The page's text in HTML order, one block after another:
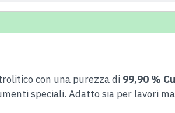
con una purezza di 99,90 %
speciali. Adatto sia per lavori